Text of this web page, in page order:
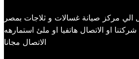
مركز صيانة غسالات و ثلاجات بمصر
او الاتصال هاتفيا او ملئ استمارهه
الاتصال مجانا